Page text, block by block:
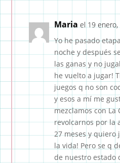
Maria el 19 enero,
Yo he pasado
noche y después
las ganas y no
he vuelto a jugar!
juegos q no son
y esos a mí me
mezclamos con La
revolcarnos por la
27 meses y quiero
la vida! Pero se q
de nuestro estado